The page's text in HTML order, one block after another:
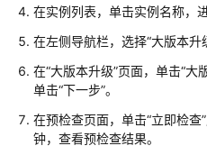
PostgreSQL
速
入
门
RDS
在实例列表，单击实例名称，
在左侧导航栏，选择“大版本升
在“大版本升级”页面，单击“大
单击“下一步”。
在预检查页面，单击“立即检
钟，查看预检查结果。